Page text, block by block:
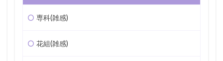
専科(雑感)
花組(雑感)